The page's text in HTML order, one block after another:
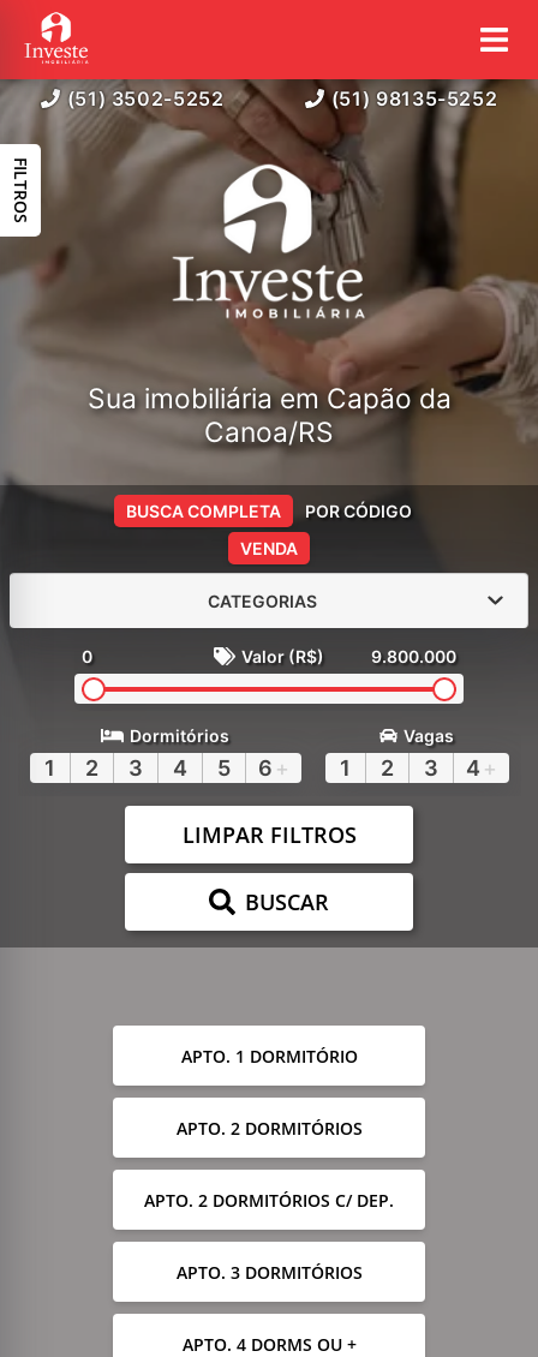
(51) 3502-5252 (51) 98135-5252
Sua imobiliária em Capão da
Canoa/RS
VENDA
BUSCA COMPLETA POR CÓDIGO
CATEGORIAS
0 Valor (R$) 9.800.000
Dormitórios
1 2 3 4 5 6 +
Vagas
1 2 3 4 +
LIMPAR FILTROS
BUSCAR
APTO. 1 DORMITÓRIO
APTO. 2 DORMITÓRIOS
APTO. 2 DORMITÓRIOS C/ DEP.
APTO. 3 DORMITÓRIOS
APTO. 4 DORMS OU +
FILTROS